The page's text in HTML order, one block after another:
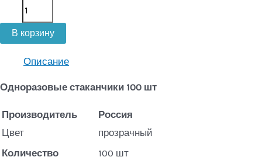
В корзину
Описание
Одноразовые стаканчики 100 шт
Производитель
Россия
Цвет
прозрачный
Количество
100 шт